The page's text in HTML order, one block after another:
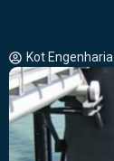
Kot Engenharia